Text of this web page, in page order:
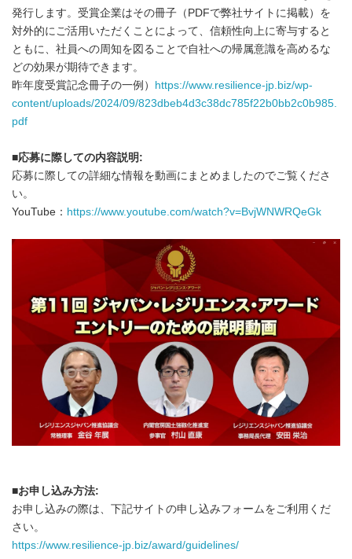
発行します。受賞企業はその冊子（PDFで弊社サイトに掲載）を
対外的にご活用いただくことによって、信頼性向上に寄与すると
ともに、社員への周知を図ることで自社への帰属意識を高めるな
どの効果が期待できます。
昨年度受賞記念冊子の一例）
https://www.resilience-jp.biz/wp-
content/uploads/2024/09/823dbeb4d3c38dc785f22b0bb2c0b985.
pdf
■応募に際しての内容説明:
応募に際しての詳細な情報を動画にまとめましたのでご覧くださ
い。
YouTube： https://www.youtube.com/watch?v=BvjWNWRQeGk
■お申し込み方法:
お申し込みの際は、下記サイトの申し込みフォームをご利用くだ
さい。
https://www.resilience-jp.biz/award/guidelines/